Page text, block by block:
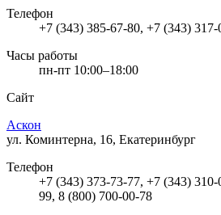
Телефон
+7 (343) 385-67-80, +7 (343) 317-
Часы работы
пн-пт 10:00–18:00
Сайт
Аскон
ул. Коминтерна, 16, Екатеринбург
Телефон
+7 (343) 373-73-77, +7 (343)
99, 8 (800) 700-00-78